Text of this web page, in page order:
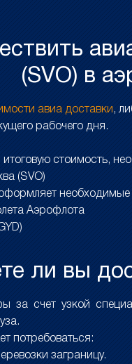
(SVO) в
авиа доставки ,
рабочего дня.
стоимость,
(SVO)
необходимые
Аэрофлота
ли вы
счет узкой
потребоваться:
заграницу.